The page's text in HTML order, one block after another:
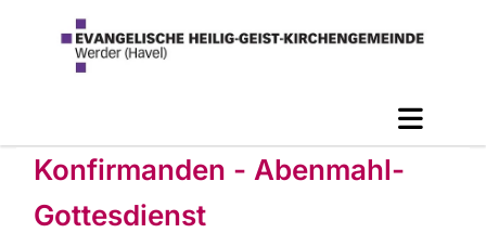
Konfirmanden - Abenmahl-
Gottesdienst